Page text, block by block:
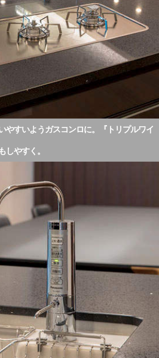
やすいようガスコンロに。『トリプルワイ
しやすく。